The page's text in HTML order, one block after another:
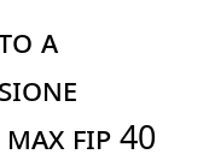
A
FIP 40